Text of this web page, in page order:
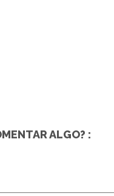
ALGO? :